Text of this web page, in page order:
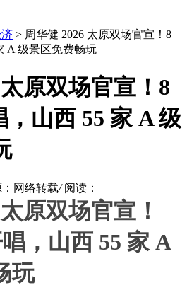
> 周华健 2026 太原双场官宣！8
A 级景区免费畅玩
原双场官宣！8
，山西 55 家 A 级
网络转载/ 阅读：
原双场官宣！
，山西 55 家 A
玩